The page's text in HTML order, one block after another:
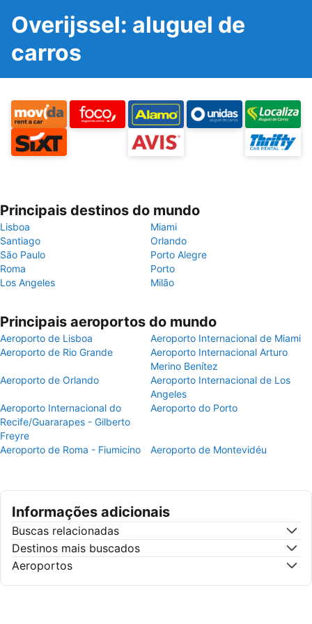
Overijssel: aluguel de
carros
Principais destinos do mundo
Lisboa
Miami
Santiago
Orlando
São Paulo
Porto Alegre
Roma
Porto
Los Angeles
Milão
Principais aeroportos do mundo
Aeroporto de Lisboa
Aeroporto Internacional de Miami
Aeroporto de Rio Grande
Aeroporto Internacional Arturo
Merino Benítez
Aeroporto de Orlando
Aeroporto Internacional de Los
Angeles
Aeroporto Internacional do
Recife/Guararapes - Gilberto
Freyre
Aeroporto do Porto
Aeroporto de Roma - Fiumicino Aeroporto de Montevidéu
Informações adicionais
Buscas relacionadas
Destinos mais buscados
Aeroportos